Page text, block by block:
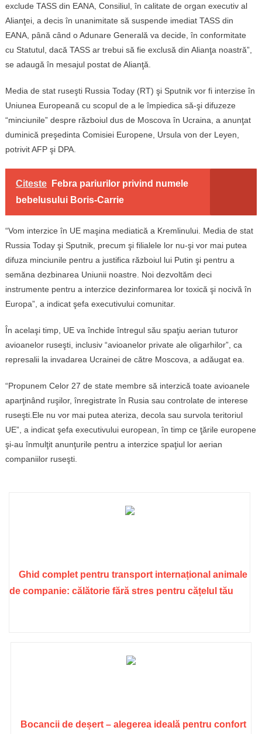
exclude TASS din EANA, Consiliul, în calitate de organ executiv al
Alianţei, a decis în unanimitate să suspende imediat TASS din
EANA, până când o Adunare Generală va decide, în conformitate
cu Statutul, dacă TASS ar trebui să fie exclusă din Alianţa noastră”,
se adaugă în mesajul postat de Alianţă.
Media de stat ruseşti Russia Today (RT) şi Sputnik vor fi interzise în
Uniunea Europeană cu scopul de a le împiedica să-şi difuzeze
“minciunile” despre războiul dus de Moscova în Ucraina, a anunţat
duminică preşedinta Comisiei Europene, Ursula von der Leyen,
potrivit AFP şi DPA.
Citeste
Febra pariurilor privind numele
bebelusului Boris-Carrie
“Vom interzice în UE maşina mediatică a Kremlinului. Media de stat
Russia Today şi Sputnik, precum şi filialele lor nu-şi vor mai putea
difuza minciunile pentru a justifica războiul lui Putin şi pentru a
semăna dezbinarea Uniunii noastre. Noi dezvoltăm deci
instrumente pentru a interzice dezinformarea lor toxică şi nocivă în
Europa”, a indicat şefa executivului comunitar.
În acelaşi timp, UE va închide întregul său spaţiu aerian tuturor
avioanelor ruseşti, inclusiv “avioanelor private ale oligarhilor”, ca
represalii la invadarea Ucrainei de către Moscova, a adăugat ea.
“Propunem Celor 27 de state membre să interzică toate avioanele
aparţinând ruşilor, înregistrate în Rusia sau controlate de interese
ruseşti.Ele nu vor mai putea ateriza, decola sau survola teritoriul
UE”, a indicat şefa executivului european, în timp ce ţările europene
şi-au înmulţit anunţurile pentru a interzice spaţiul lor aerian
companiilor ruseşti.
Ghid complet pentru transport internațional animale
de companie: călătorie fără stres pentru cățelul tău
Bocancii de deșert – alegerea ideală pentru confort